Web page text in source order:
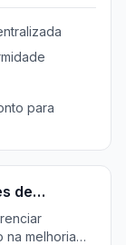
para
de
na melhoria